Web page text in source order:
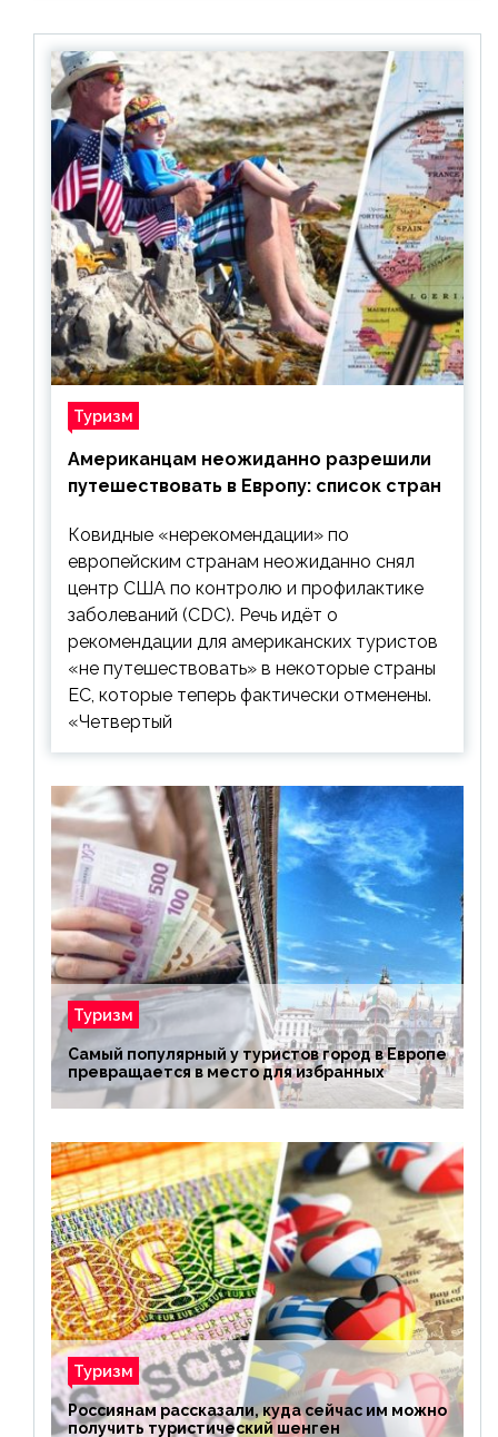
Туризм
Американцам неожиданно разрешили
путешествовать в Европу: список стран
Ковидные «нерекомендации» по
европейским странам неожиданно снял
центр США по контролю и профилактике
заболеваний (CDC). Речь идёт о
рекомендации для американских туристов
«не путешествовать» в некоторые страны
ЕС, которые теперь фактически отменены.
«Четвертый
Туризм
Самый популярный у туристов город в Европе
превращается в место для избранных
Туризм
Россиянам рассказали, куда сейчас им можно
получить туристический шенген